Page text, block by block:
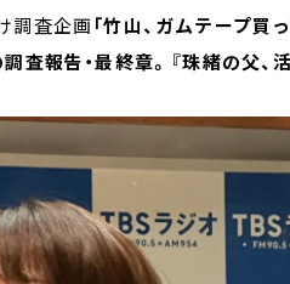
調査企画「竹山、ガムテープ買
調査報告・最終章。『珠緒の父、